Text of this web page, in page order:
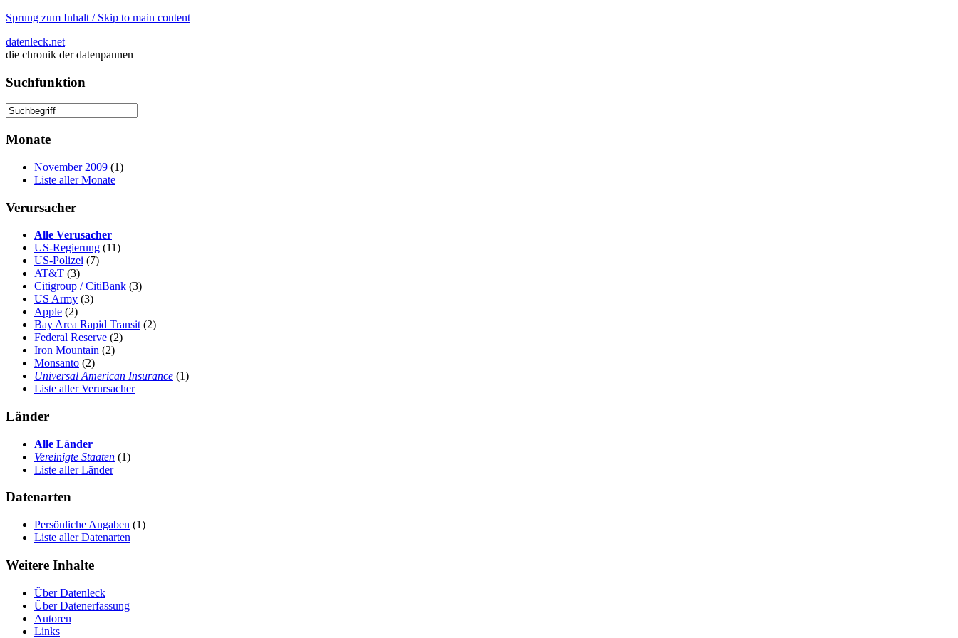
Sprung zum Inhalt / Skip to main content
datenleck.net
die chronik der datenpannen
Suchfunktion
Monate
November 2009 (1)
Liste aller Monate
Verursacher
Alle Verusacher
US-Regierung (11)
US-Polizei (7)
AT&T (3)
Citigroup / CitiBank (3)
US Army (3)
Apple (2)
Bay Area Rapid Transit (2)
Federal Reserve (2)
Iron Mountain (2)
Monsanto (2)
Universal American Insurance (1)
Liste aller Verursacher
Länder
Alle Länder
Vereinigte Staaten (1)
Liste aller Länder
Datenarten
Persönliche Angaben (1)
Liste aller Datenarten
Weitere Inhalte
Über Datenleck
Über Datenerfassung
Autoren
Links